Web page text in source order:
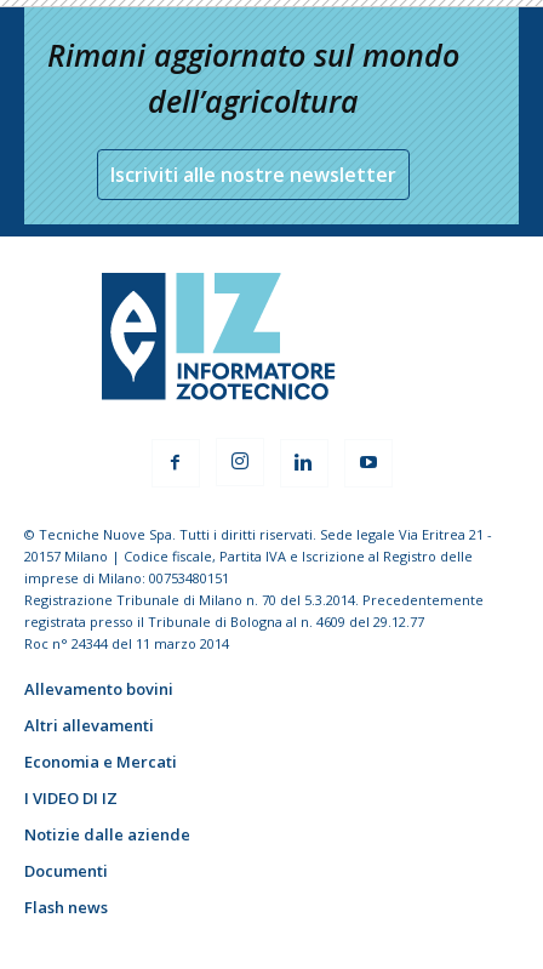
Rimani aggiornato sul mondo
dell’agricoltura
Iscriviti alle nostre newsletter
© Tecniche Nuove Spa. Tutti i diritti riservati. Sede legale Via Eritrea 21 -
20157 Milano | Codice fiscale, Partita IVA e Iscrizione al Registro delle
imprese di Milano: 00753480151
Registrazione Tribunale di Milano n. 70 del 5.3.2014. Precedentemente
registrata presso il Tribunale di Bologna al n. 4609 del 29.12.77
Roc n° 24344 del 11 marzo 2014
Allevamento bovini
Altri allevamenti
Economia e Mercati
I VIDEO DI IZ
Notizie dalle aziende
Documenti
Flash news